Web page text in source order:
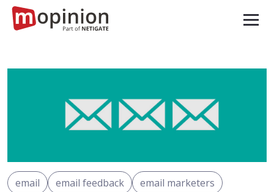
email email feedback
email marketers